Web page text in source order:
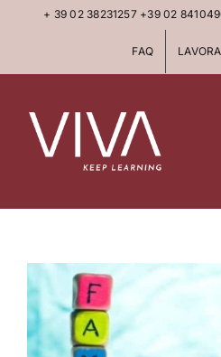
+ 39 02 38231257 +39 02
FAQ
View
Larger
Image